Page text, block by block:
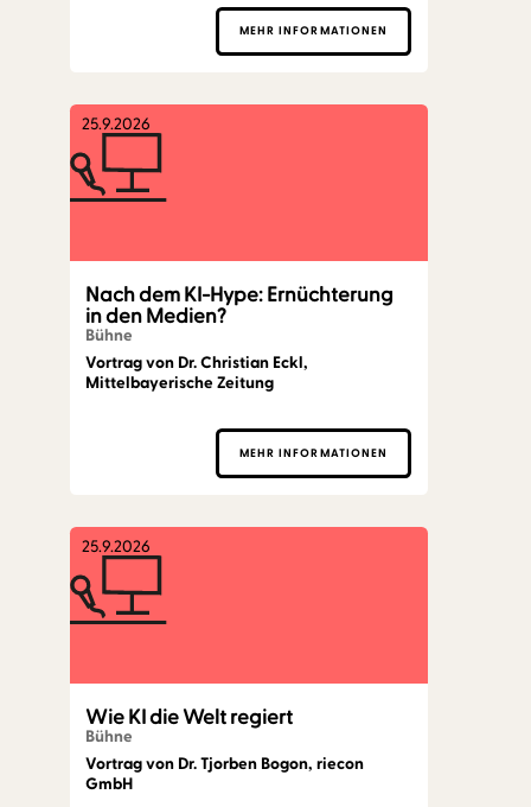
MEHR INFORMATIONEN
25.9.2026
Nach dem KI-Hype: Ernüchterung
in den Medien?
Bühne
Vortrag von Dr. Christian Eckl,
Mittelbayerische Zeitung
MEHR INFORMATIONEN
25.9.2026
Wie KI die Welt regiert
Bühne
Vortrag von Dr. Tjorben Bogon, riecon
GmbH